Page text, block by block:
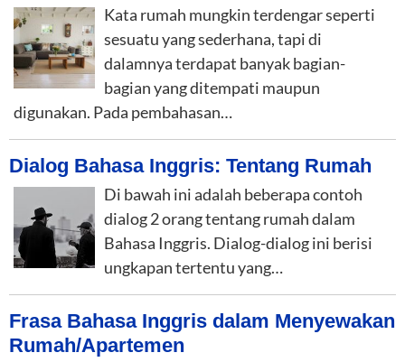
Kata rumah mungkin terdengar seperti
sesuatu yang sederhana, tapi di
dalamnya terdapat banyak bagian-
bagian yang ditempati maupun
digunakan. Pada pembahasan…
Dialog Bahasa Inggris: Tentang Rumah
Di bawah ini adalah beberapa contoh
dialog 2 orang tentang rumah dalam
Bahasa Inggris. Dialog-dialog ini berisi
ungkapan tertentu yang…
Frasa Bahasa Inggris dalam Menyewakan
Rumah/Apartemen